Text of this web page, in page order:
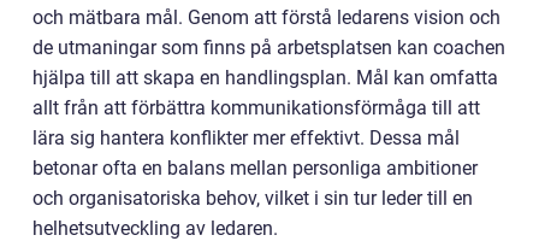
och mätbara mål. Genom att förstå ledarens vision och
de utmaningar som finns på arbetsplatsen kan coachen
hjälpa till att skapa en handlingsplan. Mål kan omfatta
allt från att förbättra kommunikationsförmåga till att
lära sig hantera konflikter mer effektivt. Dessa mål
betonar ofta en balans mellan personliga ambitioner
och organisatoriska behov, vilket i sin tur leder till en
helhetsutveckling av ledaren.